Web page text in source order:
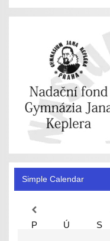
Simple Calendar
P
Ú S